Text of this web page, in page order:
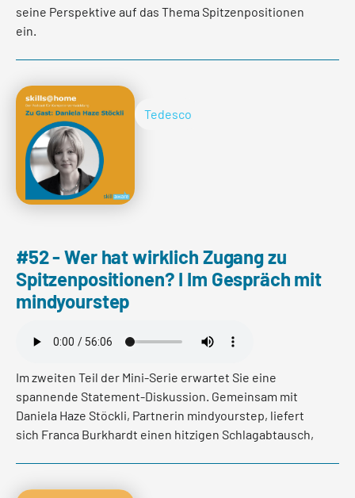
seine Perspektive auf das Thema Spitzenpositionen
ein.
Jan hat uns im Gespräch verraten, warum man in der
noch Psycholgen angetroffen hat, was er von
Frauenquoten wirklich hält und warum es so schwierig,
aber umso notwendier ist für Unternehmen, mehr
Diveristät in Verwaltungsratsgremien zu bekommen.
Tedesco
#52 - Wer hat wirklich Zugang zu
Spitzenpositionen? I Im Gespräch mit
mindyourstep
Im zweiten Teil der Mini-Serie erwartet Sie eine
spannende Statement-Diskussion. Gemeinsam mit
Daniela Haze Stöckli, Partnerin mindyourstep, liefert
sich Franca Burkhardt einen hitzigen Schlagabtausch,